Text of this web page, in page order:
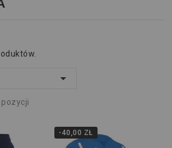

-40,00 ZŁ